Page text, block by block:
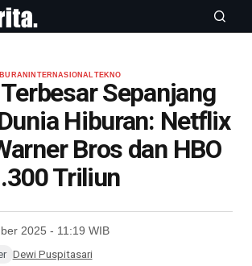
INTERNASIONALTEKNO
Sepanjang
Hiburan: Netflix
Bros dan HBO
Triliun
2025 - 11:19 WIB
Dewi Puspitasari